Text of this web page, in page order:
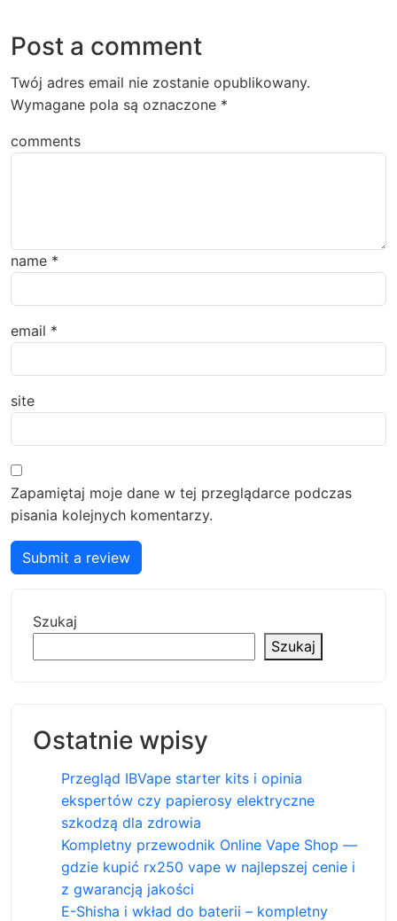
Post a comment
Twój adres email nie zostanie opublikowany.
Wymagane pola są oznaczone *
comments
name *
email *
site
Zapamiętaj moje dane w tej przeglądarce podczas
pisania kolejnych komentarzy.
Submit a review
Szukaj
Szukaj
Ostatnie wpisy
Przegląd IBVape starter kits i opinia
ekspertów czy papierosy elektryczne
szkodzą dla zdrowia
Kompletny przewodnik Online Vape Shop —
gdzie kupić rx250 vape w najlepszej cenie i
z gwarancją jakości
E-Shisha i wkład do baterii – kompletny